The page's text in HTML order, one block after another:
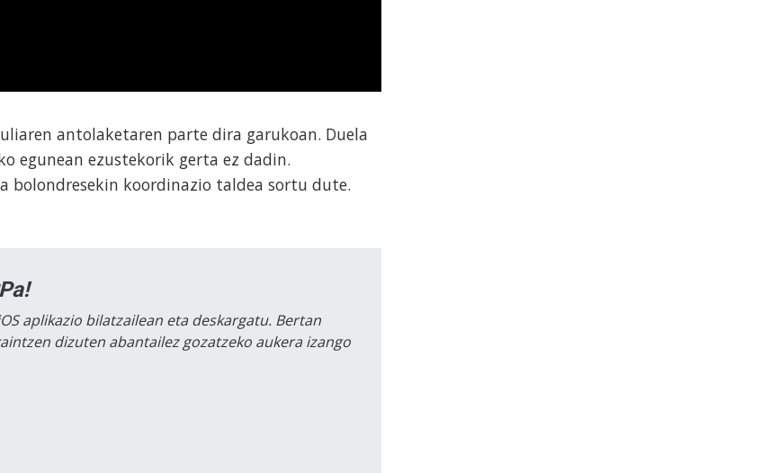
antolaketaren parte dira garukoan. Duela
egunean ezustekorik gerta ez dadin.
bolondresekin koordinazio taldea sortu dute.
aplikazio bilatzailean eta deskargatu. Bertan
dizuten abantailez gozatzeko aukera izango